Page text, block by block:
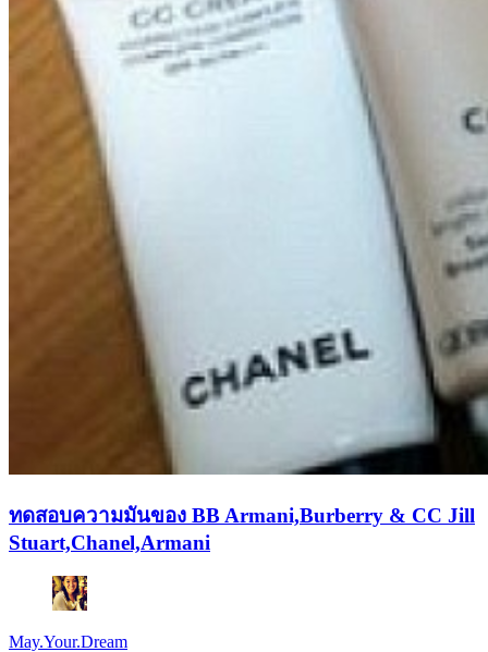
ทดสอบความมันของ BB Armani,Burberry & CC Jill
Stuart,Chanel,Armani
May.Your.Dream